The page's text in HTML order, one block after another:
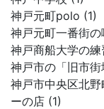
神戸元町polo (1)
神戸元町一番街
神戸商船大学の
神戸市の「旧市
神戸市中央区北
ーの店 (1)